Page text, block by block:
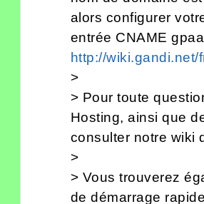
alors configurer
entrée CNAME
http://
>
> Pour toute
Hosting, ainsi que
consulter notre wiki
>
> Vous trouverez
de démarrage